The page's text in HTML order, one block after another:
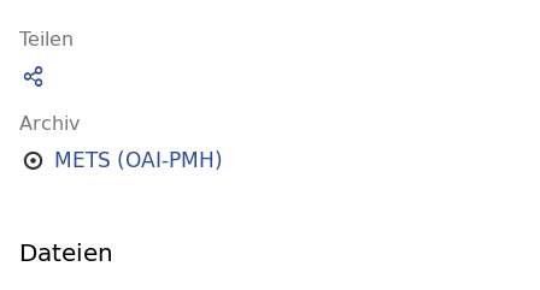
Teilen
Archiv
METS (OAI-PMH)
Dateien